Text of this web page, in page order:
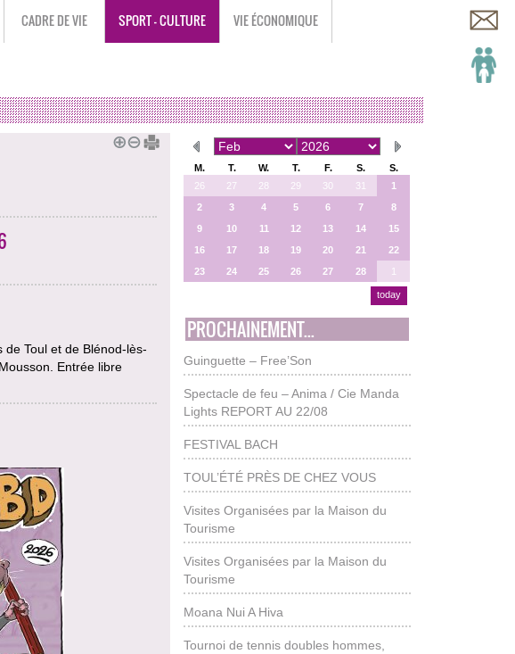
CADRE DE VIE SPORT - CULTURE VIE ÉCONOMIQUE
Toul et de Blénod-lès-
Entrée libre
M. T. W. T. F. S.
S.
26
27 28 29 30 31
1
2
3 4 5 6 7
8
9
10 11 12 13 14
15
16
17 18 19 20 21
22
23
24 25 26 27 28 1
today
PROCHAINEMENT...
Guinguette – Free’Son
Spectacle de feu – Anima / Cie Manda
Lights REPORT AU 22/08
FESTIVAL BACH
TOUL’ÉTÉ PRÈS DE CHEZ VOUS
Visites Organisées par la Maison du
Tourisme
Visites Organisées par la Maison du
Tourisme
Moana Nui A Hiva
Tournoi de tennis doubles hommes,